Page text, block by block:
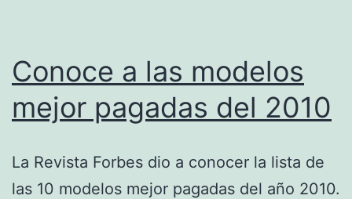
Conoce a las modelos
mejor pagadas del 2010
La Revista Forbes dio a conocer la lista de
las 10 modelos mejor pagadas del año 2010.